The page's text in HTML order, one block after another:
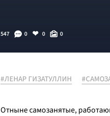
547 0 0 0
#ЛЕНАР ГИЗАТУЛЛИН
Отныне самозанятые,